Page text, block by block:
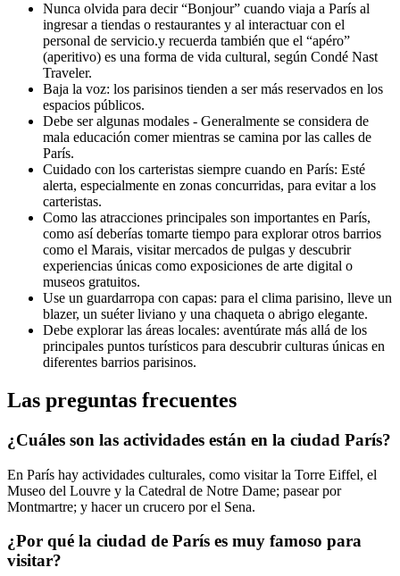
Nunca olvida para decir “Bonjour” cuando viaja a París al
ingresar a tiendas o restaurantes y al interactuar con el
personal de servicio.y recuerda también que el “apéro”
(aperitivo) es una forma de vida cultural, según Condé Nast
Traveler.
Baja la voz: los parisinos tienden a ser más reservados en los
espacios públicos.
Debe ser algunas modales - Generalmente se considera de
mala educación comer mientras se camina por las calles de
París.
Cuidado con los carteristas siempre cuando en París: Esté
alerta, especialmente en zonas concurridas, para evitar a los
carteristas.
Como las atracciones principales son importantes en París,
como así deberías tomarte tiempo para explorar otros barrios
como el Marais, visitar mercados de pulgas y descubrir
experiencias únicas como exposiciones de arte digital o
museos gratuitos.
Use un guardarropa con capas: para el clima parisino, lleve un
blazer, un suéter liviano y una chaqueta o abrigo elegante.
Debe explorar las áreas locales: aventúrate más allá de los
principales puntos turísticos para descubrir culturas únicas en
diferentes barrios parisinos.
Las preguntas frecuentes
¿Cuáles son las actividades están en la ciudad París?
En París hay actividades culturales, como visitar la Torre Eiffel, el
Museo del Louvre y la Catedral de Notre Dame; pasear por
Montmartre; y hacer un crucero por el Sena.
¿Por qué la ciudad de París es muy famoso para
visitar?